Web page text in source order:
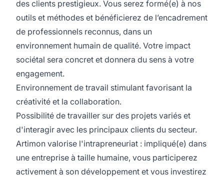
des clients prestigieux. Vous serez formé(e) à nos
outils et méthodes et bénéficierez de l’encadrement
de professionnels reconnus, dans un
environnement humain de qualité. Votre impact
sociétal sera concret et donnera du sens à votre
engagement.
Environnement de travail stimulant favorisant la
créativité et la collaboration.
Possibilité de travailler sur des projets variés et
d'interagir avec les principaux clients du secteur.
Artimon valorise l'intrapreneuriat : impliqué(e) dans
une entreprise à taille humaine, vous participerez
activement à son développement et vous investirez